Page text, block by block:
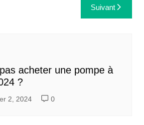
Suivant
acheter une pompe à
?
2, 2024 0